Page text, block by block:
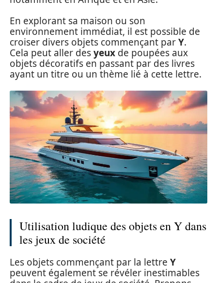
En explorant sa maison ou son
environnement immédiat, il est possible de
croiser divers objets commençant parY.
Cela peut aller desyeux de poupées aux
objets décoratifs en passant par des livres
ayant un titre ou un thème lié à cette lettre.
Utilisation ludique des objets en Y dans
les jeux de société
Les objets commençant par la lettre Y
peuvent également se révéler inestimables